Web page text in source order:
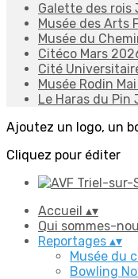
Galette des rois
Musée des Arts
Musée du
Citéco Mars
Cité
Musée Rodin
Le Haras du Pin
Ajoutez un logo, un
Cliquez pour éditer
Accueil ▴▾
Qui sommes-
Reportages ▴▾
Musée du
Bowling